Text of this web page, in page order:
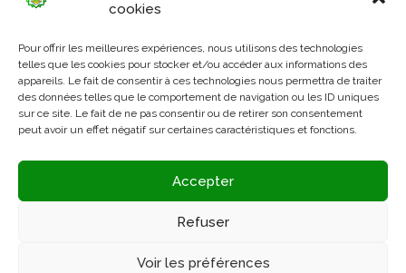
cookies
Pour offrir les meilleures expériences, nous utilisons des technologies
telles que les cookies pour stocker et/ou accéder aux informations des
appareils. Le fait de consentir à ces technologies nous permettra de traiter
des données telles que le comportement de navigation ou les ID uniques
sur ce site. Le fait de ne pas consentir ou de retirer son consentement
peut avoir un effet négatif sur certaines caractéristiques et fonctions.
Accepter
Refuser
Voir les préférences
dans
un
nouvel
onglet
Apprendre Le Coran Simplement